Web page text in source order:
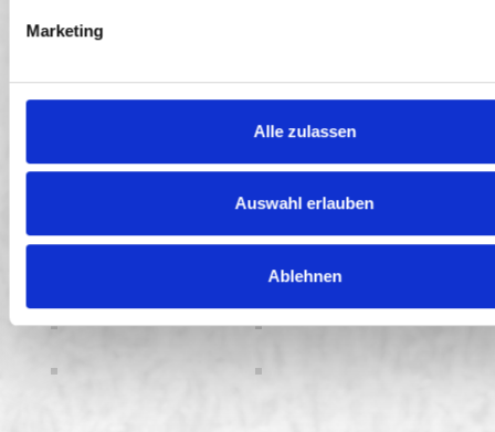
Marketing
Alle zulassen
Auswahl erlauben
Ablehnen